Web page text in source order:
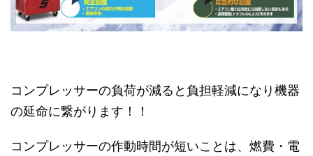
コンプレッサーの負荷が減ると負担軽減になり機器
の延命に繋がります！！
コンプレッサーの作動時間が短いことは、燃費・電